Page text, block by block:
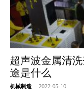
超声波金属清
途是什么
机械制造 - 2022-05-10